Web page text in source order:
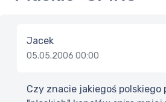
Jacek
05.05.2006 00:00
Czy znacie jakiegoś polskiego